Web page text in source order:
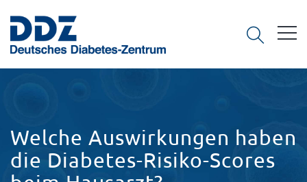
Welche Auswirkungen haben
die Diabetes-Risiko-Scores